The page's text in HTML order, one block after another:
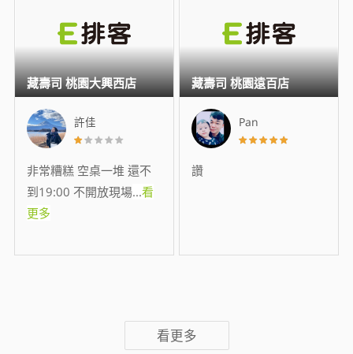
許佳
非常糟糕 空桌一堆 還不
到19:00 不開放現場...看
更多
藏壽司 桃園大興西店
Pan
讚
藏壽司 桃園遠百店
看更多